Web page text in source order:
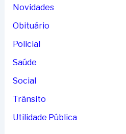
Novidades
Obituário
Policial
Saúde
Social
Trânsito
Utilidade Pública